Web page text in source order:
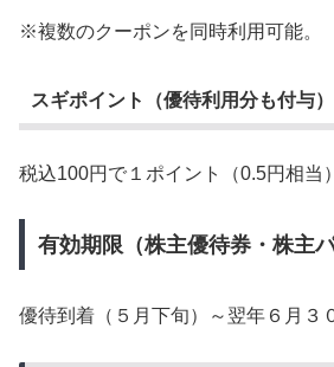
※複数のクーポンを同時利用可能。
スギポイント（優待利用分も付与）
税込100円で１ポイント（0.5円相当
有効期限（株主優待券・株主
優待到着（５月下旬）～翌年６月３